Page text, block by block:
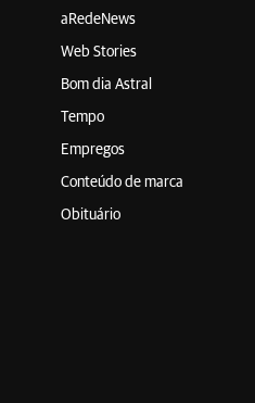
aRedeNews
Web Stories
Bom dia Astral
Tempo
Empregos
Conteúdo de marca
Obituário